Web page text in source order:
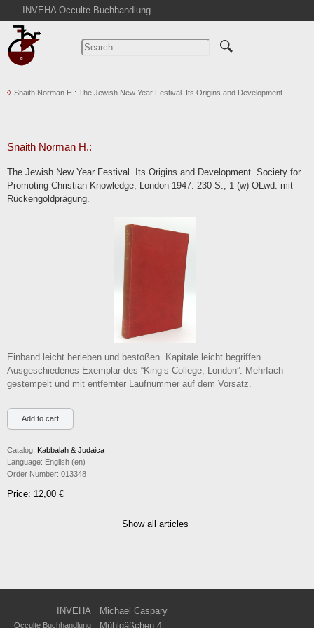
INVEHA Occulte Buchhandlung
Home
Advanced Search
Cart
Contact
Terms
Snaith Norman H.: The Jewish New Year Festival. Its Origins and Development.
Snaith Norman H.:
The Jewish New Year Festival. Its Origins and Development. Society for
Promoting Christian Knowledge, London 1947. 230 S., 1 (w) OLwd. mit
Rückengoldprägung.
Einband leicht berieben und bestoßen. Kapitale leicht begriffen.
Ausgeschiedenes Exemplar des “King’s College, London”. Mehrfach
gestempelt und mit entfernter Laufnummer auf dem Vorsatz.
Catalog: Kabbalah & Judaica
Language: English (en)
Order Number: 013348
Price: 12,00 €
Show all articles
INVEHA Michael Caspary
Occulte Buchhandlung Mühlgäßchen 4